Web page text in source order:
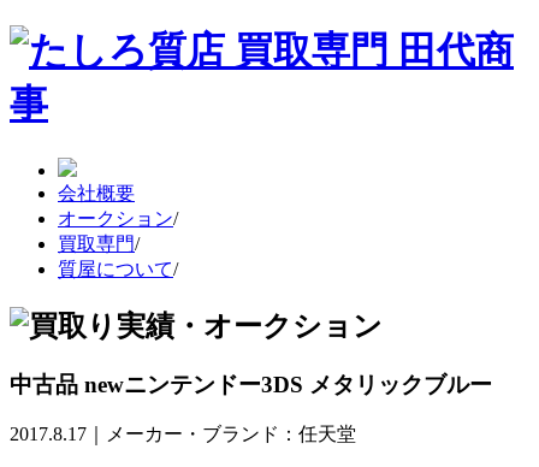
会社概要
オークション/
買取専門/
質屋について/
中古品 newニンテンドー3DS メタリックブルー
2017.8.17｜メーカー・ブランド：任天堂